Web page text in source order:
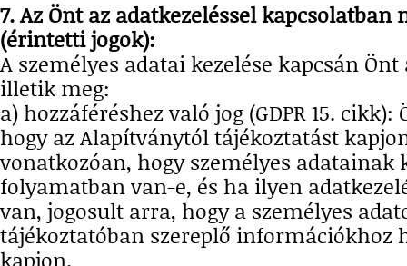
7. Az Önt az adatkezeléssel kapcsolatban
(érintetti jogok):
A személyes adatai kezelése kapcsán
illetik meg:
a) hozzáféréshez való jog (GDPR 15.
hogy az Alapítványtól tájékoztatást
vonatkozóan, hogy személyes adatainak
folyamatban van-e, és ha ilyen
van, jogosult arra, hogy a személyes
tájékoztatóban szereplő információkhoz
kapjon.